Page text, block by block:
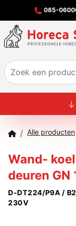
085-
/ Alle producten
Wand-
deuren GN
D-DT224/P9A /
230V